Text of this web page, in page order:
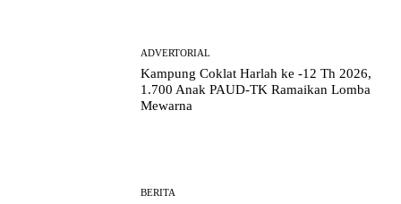
ADVERTORIAL
Kampung Coklat Harlah ke -12 Th 2026,
1.700 Anak PAUD-TK Ramaikan Lomba
Mewarna
BERITA